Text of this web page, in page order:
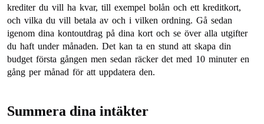
krediter du vill ha kvar, till exempel bolån och ett kreditkort,
och vilka du vill betala av och i vilken ordning. Gå sedan
igenom dina kontoutdrag på dina kort och se över alla utgifter
du haft under månaden. Det kan ta en stund att skapa din
budget första gången men sedan räcker det med 10 minuter en
gång per månad för att uppdatera den.
Summera dina intäkter